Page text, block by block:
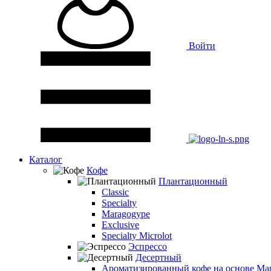
Войти
Каталог
Кофе
Плантационный
Classic
Specialty
Maragogype
Exclusive
Specialty Microlot
Эспрессо
Десертный
Ароматизированный кофе на основе